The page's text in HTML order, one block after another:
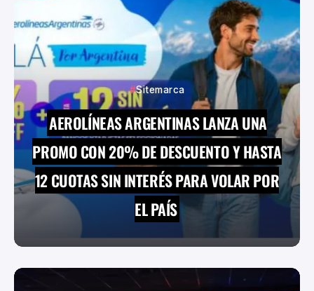
Sitemarca
AEROLÍNEAS ARGENTINAS LANZA UNA
PROMO CON 20% DE DESCUENTO Y HASTA
12 CUOTAS SIN INTERÉS PARA VOLAR POR
EL PAÍS